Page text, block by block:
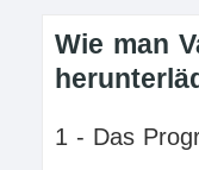
Wie man
1 - Das